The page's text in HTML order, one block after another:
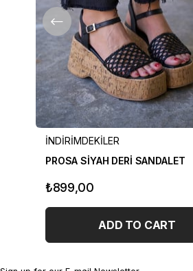
İNDİRİMDEKİLER
PROSA SİYAH DERİ SANDALET
₺899,00
ADD TO CART